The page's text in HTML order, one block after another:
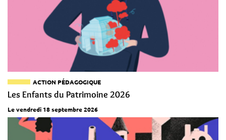
ACTION PÉDAGOGIQUE
Les Enfants du Patrimoine 2026
Le vendredi 18 septembre 2026